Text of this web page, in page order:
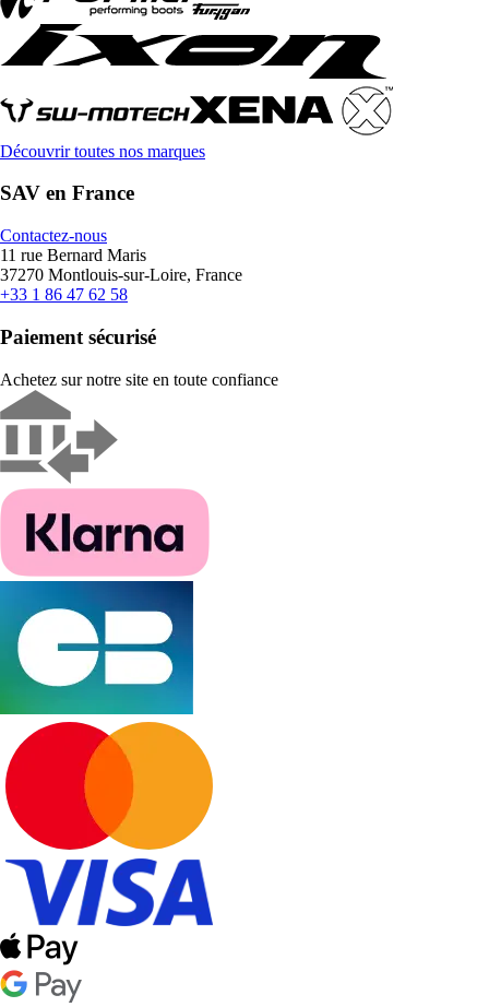
Découvrir toutes nos marques
SAV en France
Contactez-nous
11 rue Bernard Maris
37270 Montlouis-sur-Loire, France
+33 1 86 47 62 58
Paiement sécurisé
Achetez sur notre site en toute confiance